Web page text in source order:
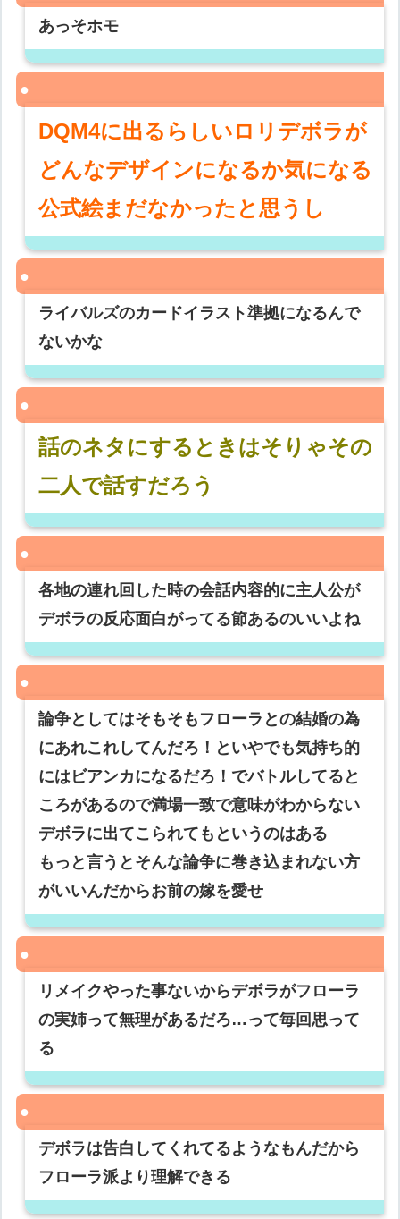
あっそホモ
DQM4に出るらしいロリデボラが
どんなデザインになるか気になる
公式絵まだなかったと思うし
ライバルズのカードイラスト準拠になるんで
ないかな
話のネタにするときはそりゃその
二人で話すだろう
各地の連れ回した時の会話内容的に主人公が
デボラの反応面白がってる節あるのいいよね
論争としてはそもそもフローラとの結婚の為
にあれこれしてんだろ！といやでも気持ち的
にはビアンカになるだろ！でバトルしてると
ころがあるので満場一致で意味がわからない
デボラに出てこられてもというのはある
もっと言うとそんな論争に巻き込まれない方
がいいんだからお前の嫁を愛せ
リメイクやった事ないからデボラがフローラ
の実姉って無理があるだろ…って毎回思って
る
デボラは告白してくれてるようなもんだから
フローラ派より理解できる